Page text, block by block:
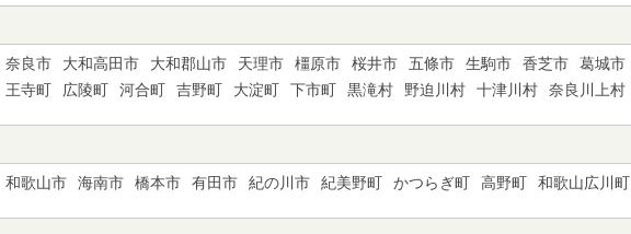
奈良市 大和高田市 大和郡山市 天理市 橿原市 桜井市 五條市 生駒市 香芝市 葛城市
王寺町
広陵町 河合町 吉野町 大淀町 下市町 黒滝村 野迫川村 十津川村 奈良川上村
和歌山市 海南市 橋本市 有田市 紀の川市 紀美野町 かつらぎ町 高野町 和歌山広川町